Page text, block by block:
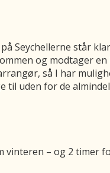
Seychellerne står
og modtager
så I har
til uden for de
vinteren – og 2 timer